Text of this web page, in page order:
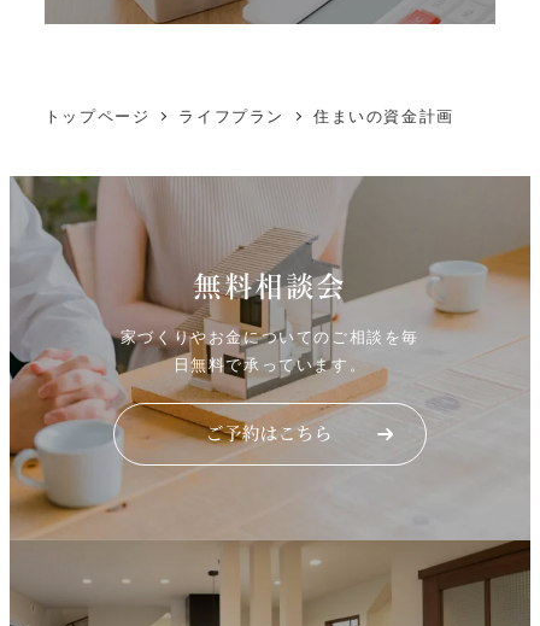
トップページ ライフプラン 住まいの資金計画
無料相談会
家づくりやお金についてのご相談を毎
日無料で承っています。